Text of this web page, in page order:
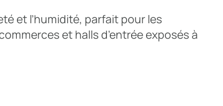
et l’humidité, parfait pour les
et halls d’entrée exposés à